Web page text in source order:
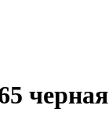
черная